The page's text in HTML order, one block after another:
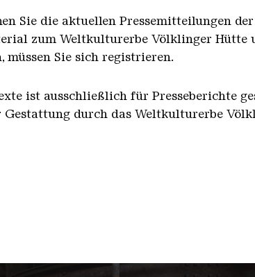
Sie die aktuellen Pressemitteilungen
zum Weltkulturerbe Völklinger Hütte
müssen Sie sich registrieren.
ist ausschließlich für Presseberichte
durch das Weltkulturerbe